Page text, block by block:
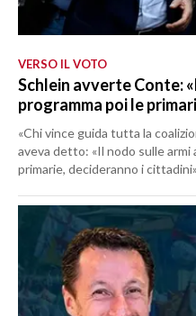
VERSO IL VOTO
Schlein avverte Conte:
programma poi le
«Chi vince guida tutta la
aveva detto: «Il nodo sulle armi
primarie, decideranno i cittadini»